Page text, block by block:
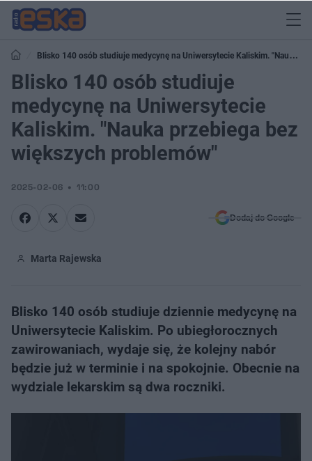
Blisko 140 osób studiuje medycynę na Uniwersytecie Kaliskim. "Nauka
przebiega bez większych problemów"
Blisko 140 osób studiuje
medycynę na Uniwersytecie
Kaliskim. "Nauka przebiega bez
większych problemów"
2025-02-06 11:00
Dodaj do Google
Marta Rajewska
Blisko 140 osób studiuje dziennie medycynę na
Uniwersytecie Kaliskim. Po ubiegłorocznych
zawirowaniach, wydaje się, że kolejny nabór
będzie już w terminie i na spokojnie. Obecnie na
wydziale lekarskim są dwa roczniki.